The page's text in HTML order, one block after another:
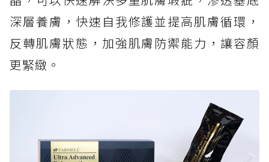
深層養膚，快速自我修護並提高肌膚循環，
反轉肌膚狀態，加強肌膚防禦能力，讓容顏
更緊緻。